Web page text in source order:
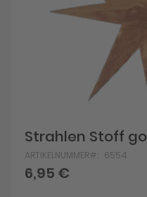
Skip
to
the
beginning
of
Strahlen Stoff
ARTIKELNUMMER 6554
6,95 €